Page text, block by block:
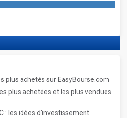
plus achetés sur EasyBourse.com
plus achetées et les plus vendues
: les idées d'investissement